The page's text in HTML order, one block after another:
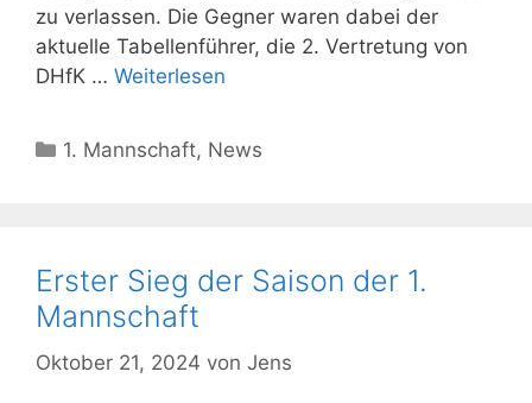
zu verlassen. Die Gegner waren dabei der
aktuelle Tabellenführer, die 2. Vertretung von
DHfK … Weiterlesen
Kategorien
1. Mannschaft, News
Erster Sieg der Saison der 1.
Mannschaft
Oktober 21, 2024 von Jens